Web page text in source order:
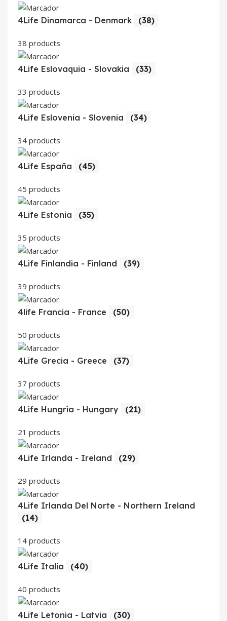
4Life Dinamarca - Denmark (38)
38 products
4Life Eslovaquia - Slovakia (33)
33 products
4Life Eslovenia - Slovenia (34)
34 products
4Life España (45)
45 products
4Life Estonia (35)
35 products
4Life Finlandia - Finland (39)
39 products
4life Francia - France (50)
50 products
4Life Grecia - Greece (37)
37 products
4Life Hungría - Hungary (21)
21 products
4Life Irlanda - Ireland (29)
29 products
4Life Irlanda Del Norte - Northern Ireland
(14)
14 products
4Life Italia (40)
40 products
4Life Letonia - Latvia (30)